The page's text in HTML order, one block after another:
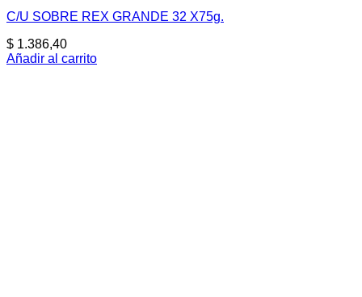
C/U SOBRE REX GRANDE 32 X75g.
$ 1.386,40
Añadir al carrito